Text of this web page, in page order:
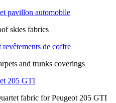
skies fabrics
and trunks coverings
fabric for Peugeot 205 GTI